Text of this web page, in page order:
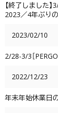
【終了しました
2023／4年ぶりの
2023/02/10
2/28-3/3［
2022/12/23
年末年始休業日